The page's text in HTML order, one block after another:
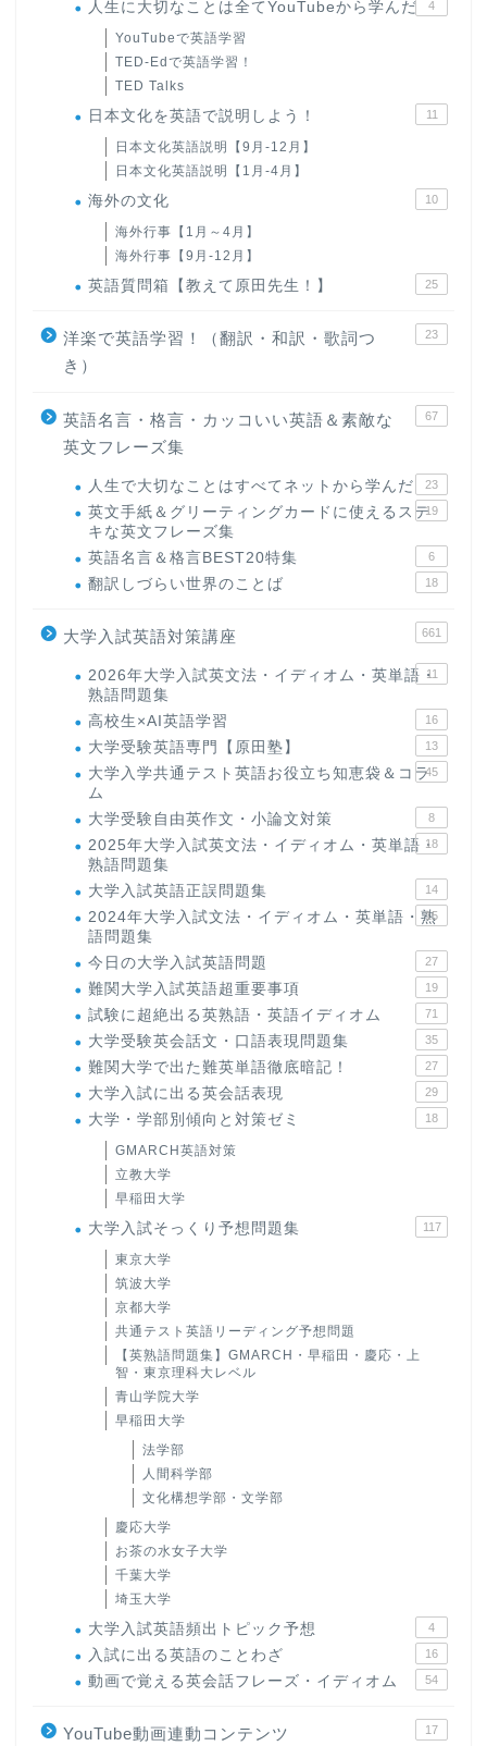
人生に大切なことは全てYouTubeから学んだ 4
YouTubeで英語学習
TED-Edで英語学習！
TED Talks
日本文化を英語で説明しよう！ 11
日本文化英語説明【9月-12月】
日本文化英語説明【1月-4月】
海外の文化 10
海外行事【1月～4月】
海外行事【9月-12月】
英語質問箱【教えて原田先生！】 25
洋楽で英語学習！（翻訳・和訳・歌詞つ
き）
23
英語名言・格言・カッコいい英語＆素敵な
英文フレーズ集
67
人生で大切なことはすべてネットから学んだ 23
英文手紙＆グリーティングカードに使えるステ
キな英文フレーズ集
19
英語名言＆格言BEST20特集 6
翻訳しづらい世界のことば 18
大学入試英語対策講座 661
2026年大学入試英文法・イディオム・英単語・
熟語問題集
11
高校生×AI英語学習 16
大学受験英語専門【原田塾】 13
大学入学共通テスト英語お役立ち知恵袋＆コラ
ム
45
大学受験自由英作文・小論文対策 8
2025年大学入試英文法・イディオム・英単語・
熟語問題集
18
大学入試英語正誤問題集 14
2024年大学入試文法・イディオム・英単語・熟
語問題集
15
今日の大学入試英語問題 27
難関大学入試英語超重要事項 19
試験に超絶出る英熟語・英語イディオム 71
大学受験英会話文・口語表現問題集 35
難関大学で出た難英単語徹底暗記！ 27
大学入試に出る英会話表現 29
大学・学部別傾向と対策ゼミ 18
GMARCH英語対策
立教大学
早稲田大学
大学入試そっくり予想問題集 117
東京大学
筑波大学
京都大学
共通テスト英語リーディング予想問題
【英熟語問題集】GMARCH・早稲田・慶応・上
智・東京理科大レベル
青山学院大学
早稲田大学
法学部
人間科学部
文化構想学部・文学部
慶応大学
お茶の水女子大学
千葉大学
埼玉大学
大学入試英語頻出トピック予想 4
入試に出る英語のことわざ 16
動画で覚える英会話フレーズ・イディオム 54
YouTube動画連動コンテンツ 17